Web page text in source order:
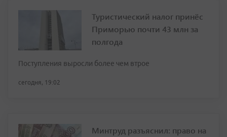
Туристический налог принёс
Приморью почти 43 млн за
полгода
Поступления выросли более чем втрое
сегодня, 19:02
Минтруд разъяснил: право на